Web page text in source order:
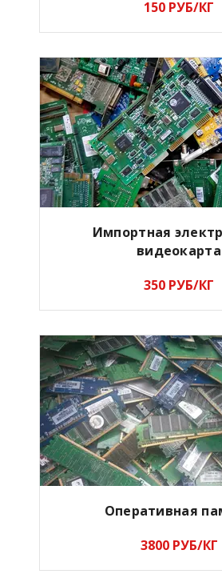
150 РУБ/КГ
Импортная
видеокарта
350 РУБ/КГ
Оперативная
3800 РУБ/КГ